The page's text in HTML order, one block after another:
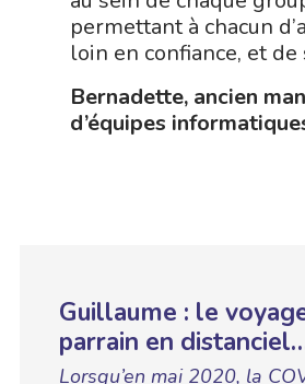
permettant à chacun
loin en confiance, et de
Bernadette, ancien
d’équipes
Guillaume : le
parrain en
Lorsqu’en mai 2020, la